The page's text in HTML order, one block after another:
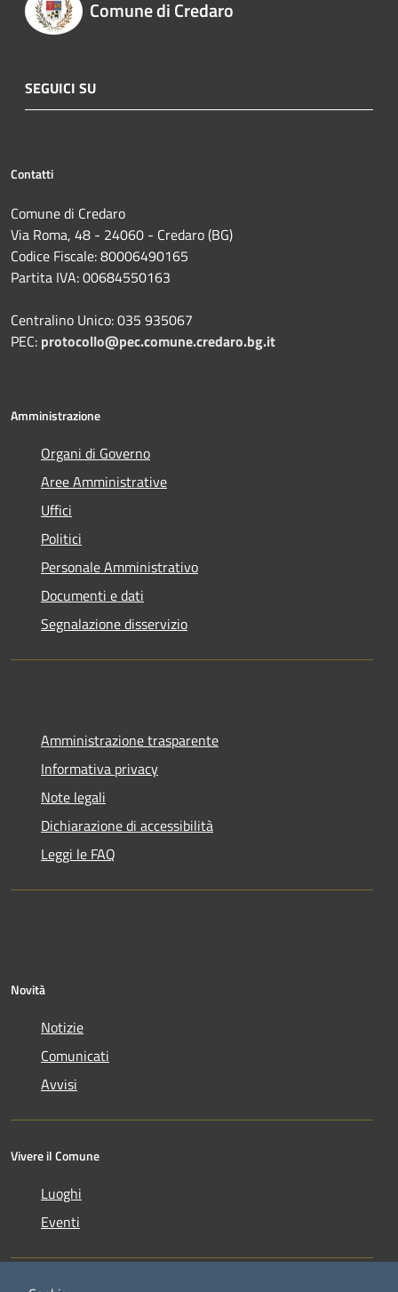
Comune di Credaro
SEGUICI SU
Contatti
Comune di Credaro
Via Roma, 48 - 24060 - Credaro (BG)
Codice Fiscale: 80006490165
Partita IVA: 00684550163
Centralino Unico: 035 935067
PEC: protocollo@pec.comune.credaro.bg.it
Amministrazione
Organi di Governo
Aree Amministrative
Uffici
Politici
Personale Amministrativo
Documenti e dati
Segnalazione disservizio
Amministrazione trasparente
Informativa privacy
Note legali
Dichiarazione di accessibilità
Leggi le FAQ
Novità
Notizie
Comunicati
Avvisi
Vivere il Comune
Luoghi
Eventi